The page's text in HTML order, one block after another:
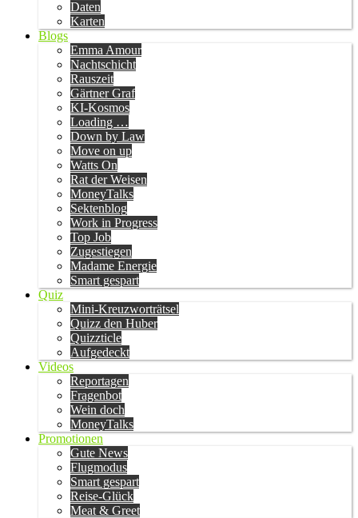
Daten
Karten
Blogs
Emma Amour
Nachtschicht
Rauszeit
Gärtner Graf
KI-Kosmos
Loading …
Down by Law
Move on up
Watts On
Rat der Weisen
MoneyTalks
Sektenblog
Work in Progress
Top Job
Zugestiegen
Madame Energie
Smart gespart
Quiz
Mini-Kreuzworträtsel
Quizz den Huber
Quizzticle
Aufgedeckt
Videos
Reportagen
Fragenbot
Wein doch
MoneyTalks
Promotionen
Gute News
Flugmodus
Smart gespart
Reise-Glück
Meat & Greet